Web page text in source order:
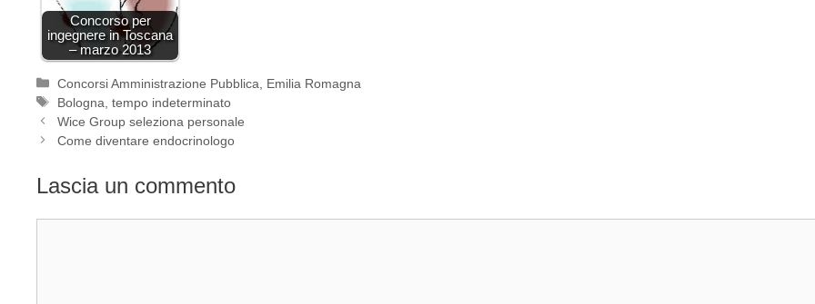
Concorso per
ingegnere in Toscana
– marzo 2013
Categorie
Concorsi Amministrazione Pubblica
Emilia Romagna
Tag
Bologna ,tempo indeterminato
Wice Group seleziona personale
Come diventare endocrinologo
Lascia un commento